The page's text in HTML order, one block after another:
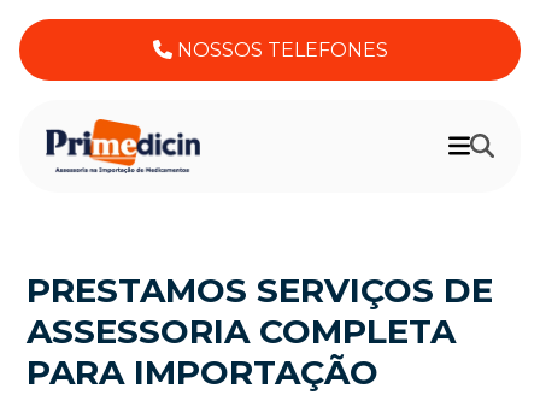
NOSSOS TELEFONES
PRESTAMOS SERVIÇOS DE
ASSESSORIA COMPLETA
PARA IMPORTAÇÃO